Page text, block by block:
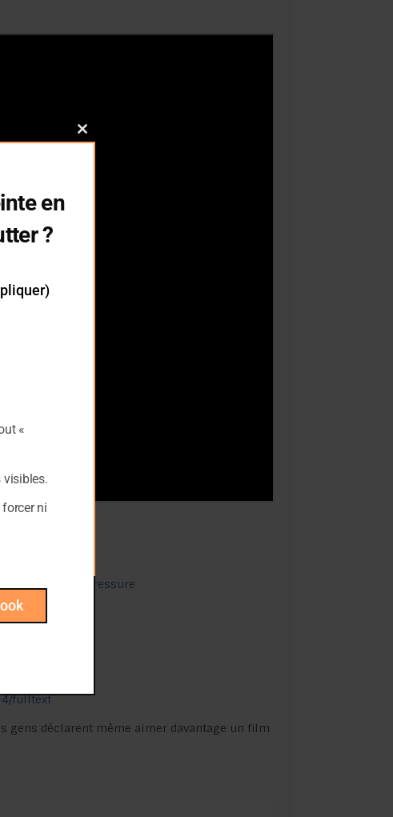
power-social-pressure
fulltext
gens déclarent même aimer davantage un film
Close
en
?
«
visibles.
forcer ni